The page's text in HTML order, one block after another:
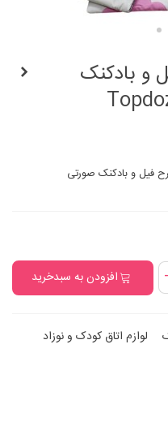
تکه فیل و بادکنک
افزودن به سبدخرید
لوازم اتاق کودک و نوزاد